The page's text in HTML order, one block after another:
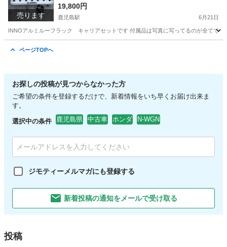
売ります
19,800円
鹿児島駅 6月21日
INNOアルミルーフラック キャリアセットです 付属品は写真に写ってるのが全てで
ページTOPへ
お探しの投稿が見つからなかった方
ご希望の条件を登録するだけで、新着情報をいち早くお届け出来ま
す。
選択中の条件 鹿児島県 中古車 ホンダ N-WGN
ジモティーメルマガにも登録する
新着投稿の通知をメールで受け取る
投稿